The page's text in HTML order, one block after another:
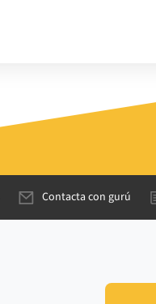
Contacta con gurú